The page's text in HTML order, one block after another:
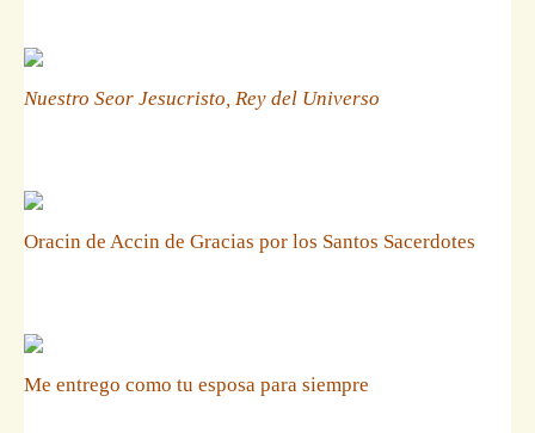
Nuestro Seor Jesucristo, Rey del Universo
Oracin de Accin de Gracias por los Santos Sacerdotes
Me entrego como tu esposa para siempre